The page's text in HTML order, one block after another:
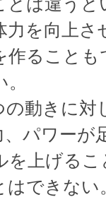
力を向上
作ること
動きに
パワーが
を上げる
はできな